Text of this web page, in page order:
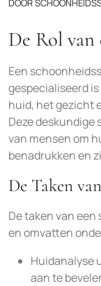
DOOR
De Rol van
Een
gespecialiseerd
huid, het gezicht
Deze deskundige
van mensen om
benadrukken en
De Taken
De taken van
en omvatten
Huidanalyse
aan te